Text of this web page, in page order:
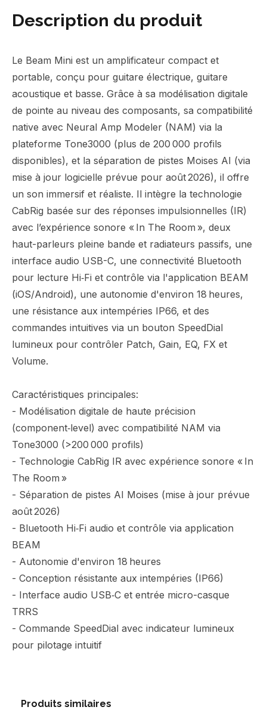
Description du produit
Le Beam Mini est un amplificateur compact et
portable, conçu pour guitare électrique, guitare
acoustique et basse. Grâce à sa modélisation digitale
de pointe au niveau des composants, sa compatibilité
native avec Neural Amp Modeler (NAM) via la
plateforme Tone3000 (plus de 200 000 profils
disponibles), et la séparation de pistes Moises AI (via
mise à jour logicielle prévue pour août 2026), il offre
un son immersif et réaliste. Il intègre la technologie
CabRig basée sur des réponses impulsionnelles (IR)
avec l’expérience sonore « In The Room », deux
haut-parleurs pleine bande et radiateurs passifs, une
interface audio USB-C, une connectivité Bluetooth
pour lecture Hi‑Fi et contrôle via l'application BEAM
(iOS/Android), une autonomie d'environ 18 heures,
une résistance aux intempéries IP66, et des
commandes intuitives via un bouton SpeedDial
lumineux pour contrôler Patch, Gain, EQ, FX et
Volume.
Caractéristiques principales:
- Modélisation digitale de haute précision
(component‑level) avec compatibilité NAM via
Tone3000 (>200 000 profils)
- Technologie CabRig IR avec expérience sonore « In
The Room »
- Séparation de pistes AI Moises (mise à jour prévue
août 2026)
- Bluetooth Hi‑Fi audio et contrôle via application
BEAM
- Autonomie d'environ 18 heures
- Conception résistante aux intempéries (IP66)
- Interface audio USB‑C et entrée micro-casque
TRRS
- Commande SpeedDial avec indicateur lumineux
pour pilotage intuitif
Produits similaires